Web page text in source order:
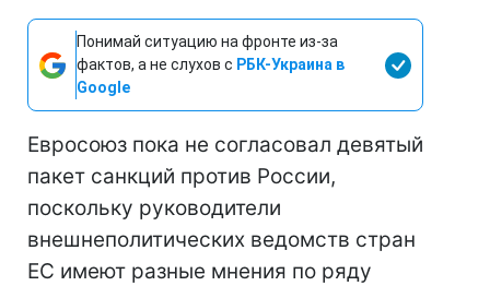
Понимай ситуацию на фронте из-за
фактов, а не слухов с РБК-Украина в
Google
Евросоюз пока не согласовал девятый
пакет санкций против России,
поскольку руководители
внешнеполитических ведомств стран
ЕС имеют разные мнения по ряду